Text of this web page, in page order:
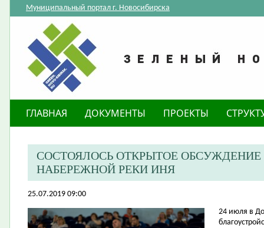
Муниципальный портал г. Новосибирска
ГЛАВНАЯ ДОКУМЕНТЫ ПРОЕКТЫ
СОСТОЯЛОСЬ ОТКРЫТОЕ
НАБЕРЕЖНОЙ РЕКИ ИНЯ
25.07.2019 09:00
24 июля в